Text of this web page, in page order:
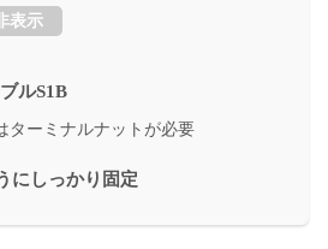
表示
ルS1B
ターミナルナットが必要
にしっかり固定